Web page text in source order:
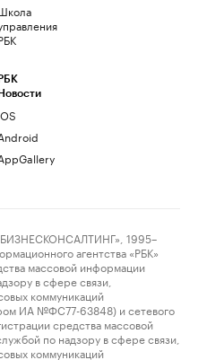
РБК
Новости
1995–
агентства «РБК»
массовой информации
в сфере связи,
коммуникаций
ИА №ФС77-63848) и сетевого
средства массовой
по надзору в сфере связи,
коммуникаций